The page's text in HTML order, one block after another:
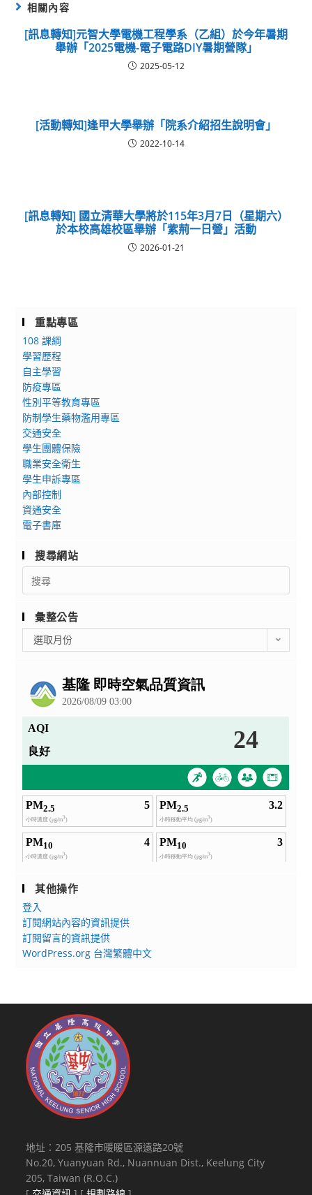
相關內容
[訊息轉知]元智大學電機工程學系（乙組）於今年暑期
舉辦「2025電機-電子電路DIY暑期營隊」
2025-05-12
[活動轉知]逢甲大學舉辦「院系介紹招生說明會」
2022-10-14
[訊息轉知] 國立清華大學將於115年3月7日（星期六）
於本校高雄校區舉辦「紫荊一日營」活動
2026-01-21
重點專區
108 課綱
學習歷程
自主學習
防疫專區
性別平等教育專區
防制學生藥物濫用專區
交通安全
學生團體保險
職業安全衛生
學生申訴專區
內部控制
資通安全
電子書庫
搜尋網站
Search
for:
彙整公告
整
選取月份
其他操作
登入
訂閱網站內容的資訊提供
訂閱留言的資訊提供
WordPress.org 台灣繁體中文
地址：205 基隆市暖暖區源遠路20號
No.20, Yuanyuan Rd., Nuannuan Dist., Keelung City
205, Taiwan (R.O.C.)